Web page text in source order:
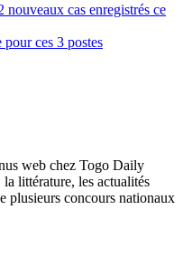
cas enregistrés ce
ces 3 postes
web chez Togo Daily
littérature, les actualités
plusieurs concours nationaux